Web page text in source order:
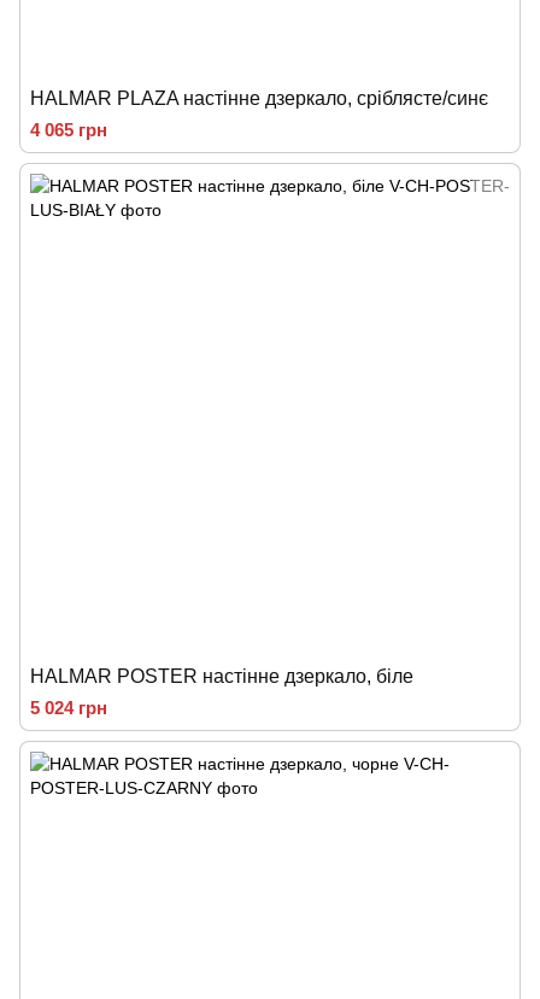
HALMAR PLAZA настінне дзеркало, сріблясте/синє
4 065 грн
HALMAR POSTER настінне дзеркало, біле
5 024 грн